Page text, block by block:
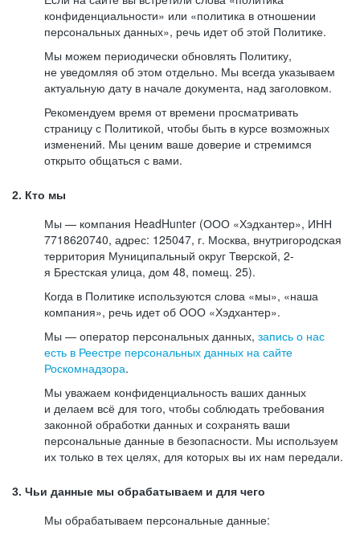
конфиденциальности» или «политика в отношении
персональных данных», речь идет об этой Политике.
Мы можем периодически обновлять Политику,
не уведомляя об этом отдельно. Мы всегда указываем
актуальную дату в начале документа, над заголовком.
Рекомендуем время от времени просматривать
страницу с Политикой, чтобы быть в курсе возможных
изменений. Мы ценим ваше доверие и стремимся
открыто общаться с вами.
2. Кто мы
Мы — компания HeadHunter (ООО «Хэдхантер», ИНН
7718620740, адрес: 125047, г. Москва, внутригородская
территория Муниципальный округ Тверской, 2-
я Брестская улица, дом 48, помещ. 25).
Когда в Политике используются слова «мы», «наша
компания», речь идет об ООО «Хэдхантер».
Мы — оператор персональных данных, запись о нас
есть в Реестре персональных данных на сайте
Роскомнадзора.
Мы уважаем конфиденциальность ваших данных
и делаем всё для того, чтобы соблюдать требования
законной обработки данных и сохранять ваши
персональные данные в безопасности. Мы используем
их только в тех целях, для которых вы их нам передали.
3. Чьи данные мы обрабатываем и для чего
Мы обрабатываем персональные данные: